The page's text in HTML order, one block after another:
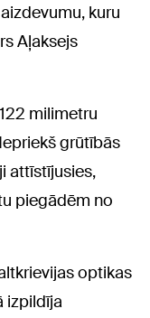
kuru
Aļaksejs
milimetru
grūtībās
attīstījusies,
piegādēm no
optikas
izpildīja